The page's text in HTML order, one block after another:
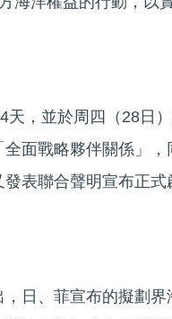
，並於周四（28日
面戰略夥伴關係」
表聯合聲明宣布正
日、菲宣布的擬劃